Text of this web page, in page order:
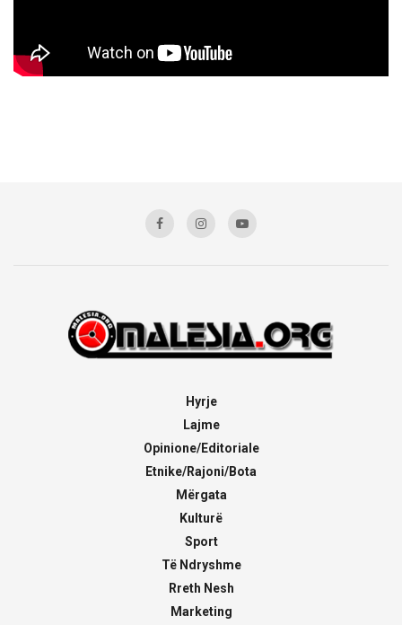
Hyrje
Lajme
Opinione/Editoriale
Etnike/Rajoni/Bota
Mërgata
Kulturë
Sport
Të Ndryshme
Rreth Nesh
Marketing